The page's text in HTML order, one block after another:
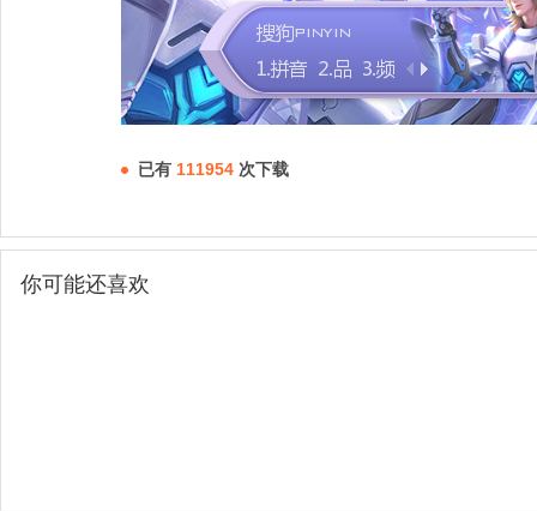
已有 111954 次下载
你可能还喜欢